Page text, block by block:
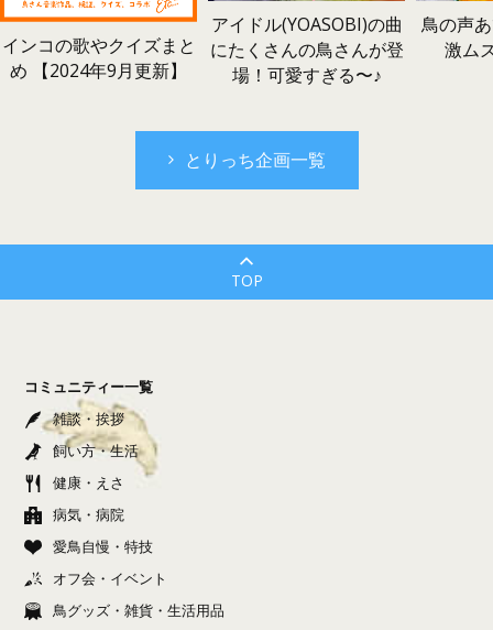
インコの歌やクイズまと
め 【2024年9月更新】
アイドル(YOASOBI)の曲
にたくさんの鳥さんが登
場！可愛すぎる〜♪
鳥の声
激ム
とりっち企画一覧
TOP
コミュニティー一覧
雑談・挨拶
飼い方・生活
健康・えさ
病気・病院
愛鳥自慢・特技
オフ会・イベント
鳥グッズ・雑貨・生活用品